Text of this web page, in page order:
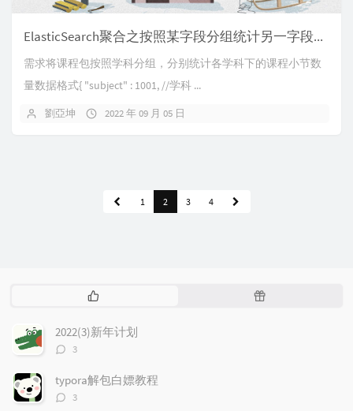
ElasticSearch聚合之按照某字段分组统计另一字段总和
需求将课程包按照学科分组，分别统计各学科下的课程小节数
量数据格式{ "subject" : 1001, //学科 ...
劉亞坤 2022 年 09 月 05 日
1 2 3 4
文
随
2022(3)新年计划
评
数：
3
typora解包白嫖教程
评
3